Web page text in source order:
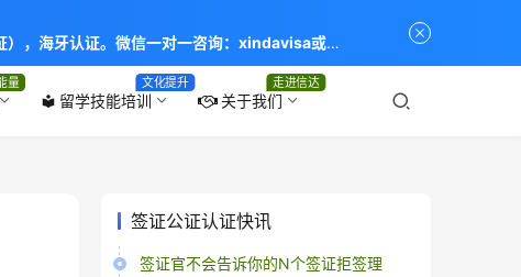
量
local_library 留学技能培训
文化提升
关于我们
走进信达
签证公证认证快讯
签证官不会告诉你的N个签证拒签理
），海牙认证。微信一对一咨询：xindavisa或
.专业：留学签证 商务签证 探亲签证 旅游签证 涉外公证